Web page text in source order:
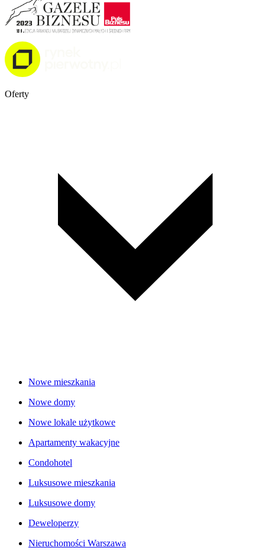
Oferty
Nowe mieszkania
Nowe domy
Nowe lokale użytkowe
Apartamenty wakacyjne
Condohotel
Luksusowe mieszkania
Luksusowe domy
Deweloperzy
Nieruchomości Warszawa